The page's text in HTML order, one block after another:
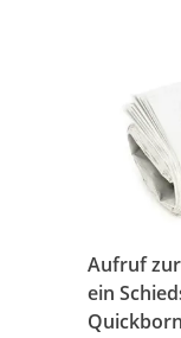
Aufruf
ein